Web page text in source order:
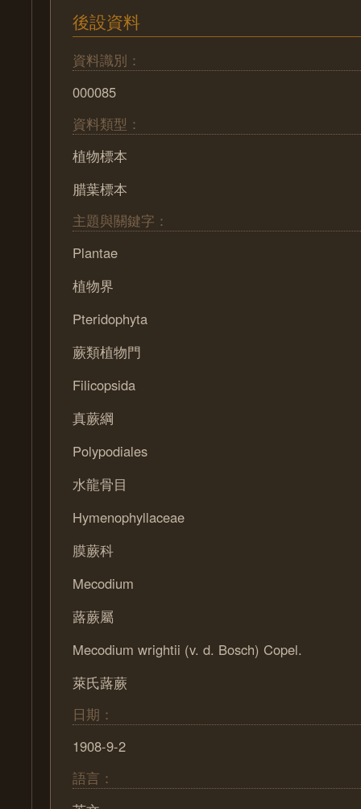
後設資料
資料識別：
000085
資料類型：
植物標本
腊葉標本
主題與關鍵字：
Plantae
植物界
Pteridophyta
蕨類植物門
Filicopsida
真蕨綱
Polypodiales
水龍骨目
Hymenophyllaceae
膜蕨科
Mecodium
蕗蕨屬
Mecodium wrightii (v. d. Bosch) Copel.
萊氏蕗蕨
日期：
1908-9-2
語言：